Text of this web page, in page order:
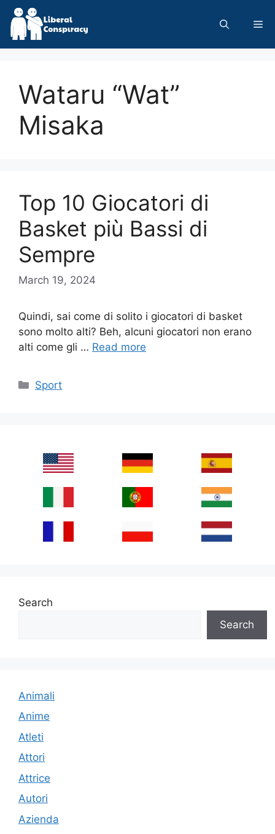
Skip
content
Wataru “Wat”
Misaka
Top 10 Giocatori di
Basket più Bassi di
Sempre
March 19, 2024
Quindi, sai come di solito i giocatori di basket
sono molto alti? Beh, alcuni giocatori non erano
alti come gli … Read more
Categories
Sport
Search
Search
Animali
Anime
Atleti
Attori
Attrice
Autori
Azienda